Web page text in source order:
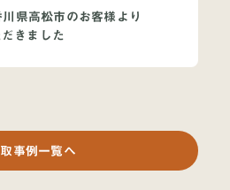
県高松市のお客様より
きました
事例一覧へ